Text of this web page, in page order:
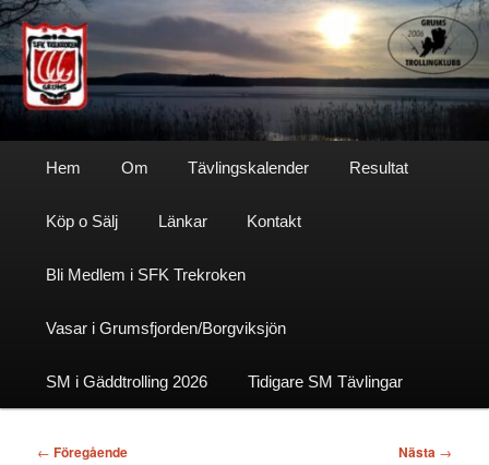
Hoppa
till
primärt
innehållSfktrekroken
Hem Om Tävlingskalender Resultat
Köp o Sälj Länkar Kontakt
Bli Medlem i SFK Trekroken
Vasar i Grumsfjorden/Borgviksjön
SM i Gäddtrolling 2026 Tidigare SM Tävlingar
Inläggsnavigering
← Föregående Nästa →